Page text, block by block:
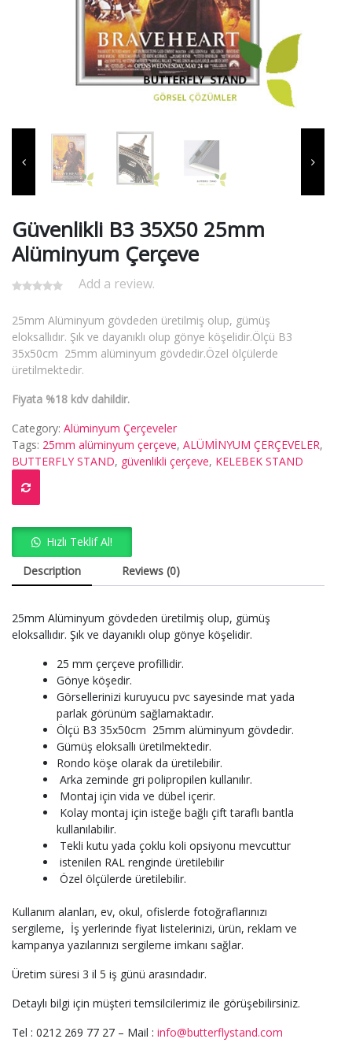
Güvenlikli B3 35X50 25mm
Alüminyum Çerçeve
Add a review.
25mm Alüminyum gövdeden üretilmiş olup, gümüş
eloksallıdır. Şık ve dayanıklı olup gönye köşelidir.Ölçü B3
35x50cm 25mm alüminyum gövdedir.Özel ölçülerde
üretilmektedir.
Fiyata %18 kdv dahildir.
Category: Alüminyum Çerçeveler
Tags: 25mm alüminyum çerçeve, ALÜMİNYUM ÇERÇEVELER,
BUTTERFLY STAND, güvenlikli çerçeve, KELEBEK STAND
Hızlı Teklif Al!
Description
Reviews (0)
25mm Alüminyum gövdeden üretilmiş olup, gümüş
eloksallıdır. Şık ve dayanıklı olup gönye köşelidir.
25 mm çerçeve profillidir.
Gönye köşedir.
Görsellerinizi kuruyucu pvc sayesinde mat yada
parlak görünüm sağlamaktadır.
Ölçü B3 35x50cm 25mm alüminyum gövdedir.
Gümüş eloksallı üretilmektedir.
Rondo köşe olarak da üretilebilir.
Arka zeminde gri polipropilen kullanılır.
Montaj için vida ve dübel içerir.
Kolay montaj için isteğe bağlı çift taraflı bantla
kullanılabilir.
Tekli kutu yada çoklu koli opsiyonu mevcuttur
istenilen RAL renginde üretilebilir
Özel ölçülerde üretilebilir.
Kullanım alanları, ev, okul, ofislerde fotoğraflarınızı
sergileme, İş yerlerinde fiyat listelerinizi, ürün, reklam ve
kampanya yazılarınızı sergileme imkanı sağlar.
Üretim süresi 3 il 5 iş günü arasındadır.
Detaylı bilgi için müşteri temsilcilerimiz ile görüşebilirsiniz.
Tel : 0212 269 77 27 – Mail : info@butterflystand.com